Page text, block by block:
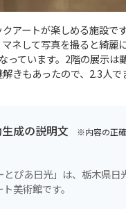
アートが楽しめる施設で
ネして写真を撮ると綺麗
っています。2階の展示は
きもあったので、2.3人
成の説明文 ※内容の正確
とぴあ日光」は、栃木県
美術館です。